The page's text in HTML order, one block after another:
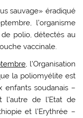
sauvage» éradiqué
l’organisme
polio, détectés au
vaccinale.
, l’Organisation
la poliomyélite est
enfants soudanais –
de l’Etat de
et l’Erythrée –